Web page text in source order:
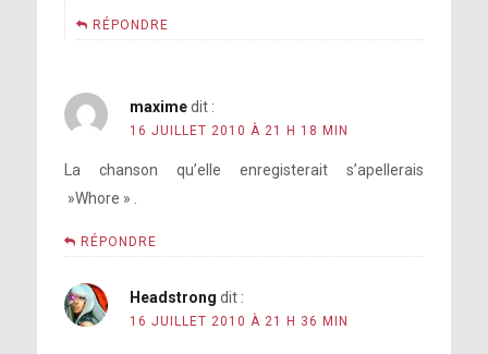
RÉPONDRE
maxime dit :
16 JUILLET 2010 À 21 H 18 MIN
La chanson qu’elle enregisterait s’apellerais
»Whore » .
RÉPONDRE
Headstrong dit :
16 JUILLET 2010 À 21 H 36 MIN